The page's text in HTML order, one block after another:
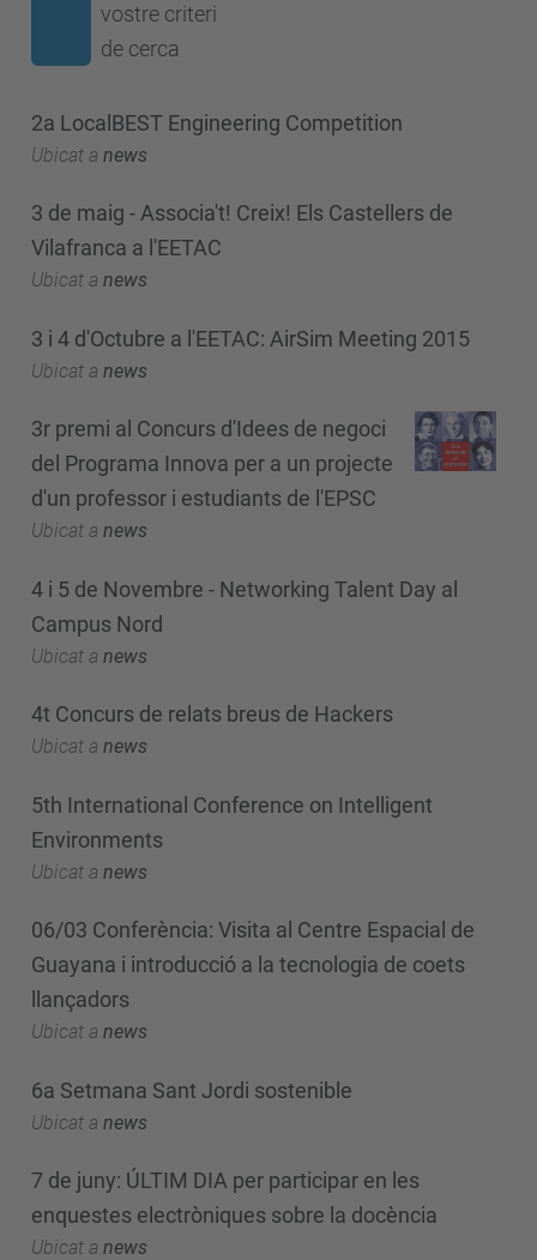
vostre criteri
de cerca
2a LocalBEST Engineering Competition
Ubicat a news
3 de maig - Associa't! Creix! Els Castellers de
Vilafranca a l'EETAC
Ubicat a news
3 i 4 d'Octubre a l'EETAC: AirSim Meeting 2015
Ubicat a news
3r premi al Concurs d'Idees de negoci
del Programa Innova per a un projecte
d'un professor i estudiants de l'EPSC
Ubicat a news
4 i 5 de Novembre - Networking Talent Day al
Campus Nord
Ubicat a news
4t Concurs de relats breus de Hackers
Ubicat a news
5th International Conference on Intelligent
Environments
Ubicat a news
06/03 Conferència: Visita al Centre Espacial de
Guayana i introducció a la tecnologia de coets
llançadors
Ubicat a news
6a Setmana Sant Jordi sostenible
Ubicat a news
7 de juny: ÚLTIM DIA per participar en les
enquestes electròniques sobre la docència
Ubicat a news